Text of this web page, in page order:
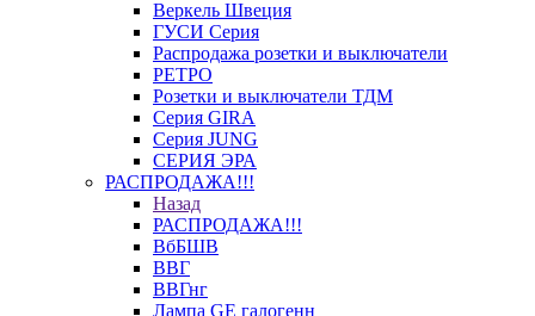
Веркель Швеция
ГУСИ Серия
Распродажа розетки и выключатели
РЕТРО
Розетки и выключатели ТДМ
Серия GIRA
Серия JUNG
СЕРИЯ ЭРА
РАСПРОДАЖА!!!
Назад
РАСПРОДАЖА!!!
ВбБШВ
ВВГ
ВВГнг
Лампа GE галогенн